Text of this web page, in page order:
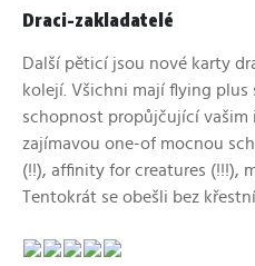
Draci-zakladatelé
Další pěticí jsou nové karty
kolejí. Všichni mají flying
schopnost propůjčující vašim
zajímavou one-of mocnou
(!!), affinity for creatures (!!!),
Tentokrát se obešli bez